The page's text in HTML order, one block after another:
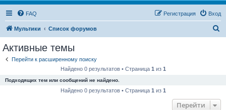
FAQ Вход
Регистрация
Мультики Список форумов
Активные темы
Перейти к расширенному поиску
Найдено 0 результатов • Страница 1 из 1
Подходящих тем или сообщений не найдено.
Найдено 0 результатов • Страница 1 из 1
Перейти